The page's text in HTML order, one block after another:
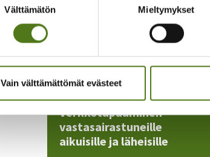
Välttämätön Mieltymykset
Vain välttämättömät evästeet
Jaa somessa:
Verkkotapaaminen
vastasairastuneille
aikuisille ja läheisille